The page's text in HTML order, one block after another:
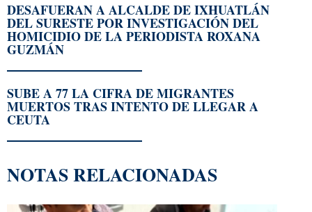
DESAFUERAN A ALCALDE DE IXHUATLÁN
DEL SURESTE POR INVESTIGACIÓN DEL
HOMICIDIO DE LA PERIODISTA ROXANA
GUZMÁN
SUBE A 77 LA CIFRA DE MIGRANTES
MUERTOS TRAS INTENTO DE LLEGAR A
CEUTA
NOTAS RELACIONADAS